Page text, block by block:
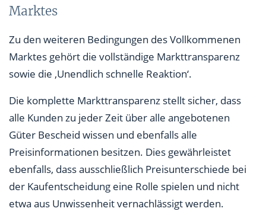
Marktes
Zu den weiteren Bedingungen des Vollkommenen
Marktes gehört die vollständige Markttransparenz
sowie die ‚Unendlich schnelle Reaktion‘.
Die komplette Markttransparenz stellt sicher, dass
alle Kunden zu jeder Zeit über alle angebotenen
Güter Bescheid wissen und ebenfalls alle
Preisinformationen besitzen. Dies gewährleistet
ebenfalls, dass ausschließlich Preisunterschiede bei
der Kaufentscheidung eine Rolle spielen und nicht
etwa aus Unwissenheit vernachlässigt werden.